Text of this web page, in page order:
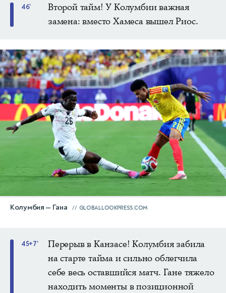
46'
Второй тайм! У Колумбии важная
замена: вместо Хамеса вышел Риос.
Колумбия — Гана GLOBALLOOKPRESS.COM
45+7'
Перерыв в Канзасе! Колумбия забила
на старте тайма и сильно облегчила
себе весь оставшийся матч. Гане тяжело
находить моменты в позиционной